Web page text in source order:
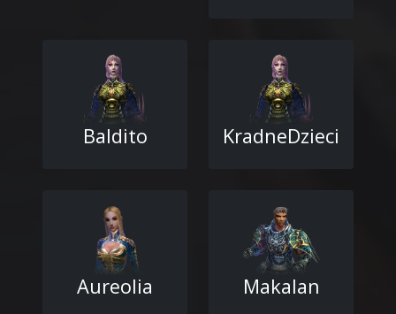
Baldito KradneDzieci
Aureolia Makalan